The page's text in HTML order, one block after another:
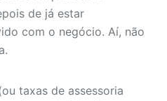
de já estar
com o negócio. Aí, não
taxas de assessoria